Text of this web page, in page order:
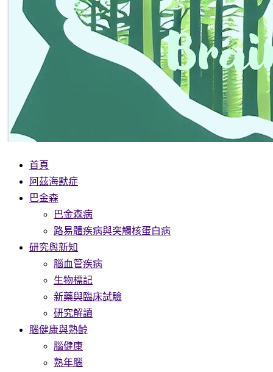
首頁
阿茲海默症
巴金森
巴金森病
路易體疾病與突觸核蛋白病
研究與新知
腦血管疾病
生物標記
新藥與臨床試驗
研究解讀
腦健康與熟齡
腦健康
熟年腦